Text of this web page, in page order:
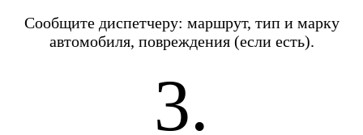
Сообщите диспетчеру: маршрут, тип и марку
автомобиля, повреждения (если есть).
3.